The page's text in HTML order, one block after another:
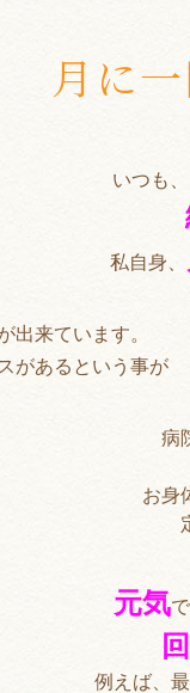
月に
いつも
私自身、
出来ています。
があるという事が
病
お身
元気
例えば、